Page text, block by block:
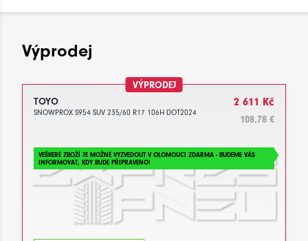
Výprodej
VÝPRODEJ
TOYO
SNOWPROX S954 SUV 235/60 R17 106H DOT2024
2 611 Kč
108.78 €
VEŠKERÉ ZBOŽÍ JE MOŽNÉ VYZVEDOUT V OLOMOUCI ZDARMA - BUDEME VÁS
INFORMOVAT, KDY BUDE PŘIPRAVENO!